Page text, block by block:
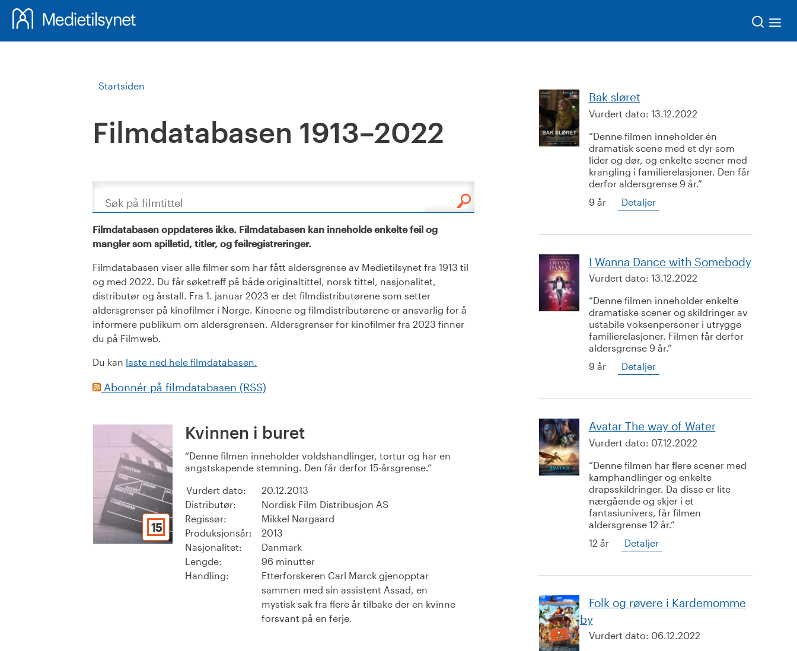
Startsiden
Filmdatabasen 1913–2022
Søk
Filmdatabasen oppdateres ikke. Filmdatabasen kan inneholde enkelte feil og
mangler som spilletid, titler, og feilregistreringer.
Filmdatabasen viser alle filmer som har fått aldersgrense av Medietilsynet fra 1913 til
og med 2022. Du får søketreff på både originaltittel, norsk tittel, nasjonalitet,
distributør og årstall. Fra 1. januar 2023 er det filmdistributørene som setter
aldersgrenser på kinofilmer i Norge. Kinoene og filmdistributørene er ansvarlig for å
informere publikum om aldersgrensen. Aldersgrenser for kinofilmer fra 2023 finner
du på Filmweb.
Du kan laste ned hele filmdatabasen.
Abonnér på filmdatabasen (RSS)
15
Kvinnen i buret
Denne filmen inneholder voldshandlinger, tortur og har en
angstskapende stemning. Den får derfor 15-årsgrense.
Vurdert dato:
20.12.2013
Distributør:
Nordisk Film Distribusjon AS
Regissør:
Mikkel Nørgaard
Produksjonsår:
2013
Nasjonalitet:
Danmark
Lengde:
96 minutter
Handling:
Etterforskeren Carl Mørck gjenopptar
sammen med sin assistent Assad, en
mystisk sak fra flere år tilbake der en kvinne
forsvant på en ferje.
Bak sløret
Vurdert dato: 13.12.2022
Denne filmen inneholder én
dramatisk scene med et dyr som
lider og dør, og enkelte scener med
krangling i familierelasjoner. Den får
derfor aldersgrense 9 år.
9 år
Detaljer
I Wanna Dance with Somebody
Vurdert dato: 13.12.2022
Denne filmen inneholder enkelte
dramatiske scener og skildringer av
ustabile voksenpersoner i utrygge
familierelasjoner. Filmen får derfor
aldersgrense 9 år.
9 år
Detaljer
Avatar The way of Water
Vurdert dato: 07.12.2022
Denne filmen har flere scener med
kamphandlinger og enkelte
drapsskildringer. Da disse er lite
nærgående og skjer i et
fantasiunivers, får filmen
aldersgrense 12 år.
12 år
Detaljer
Folk og røvere i Kardemomme
by
Vurdert dato: 06.12.2022